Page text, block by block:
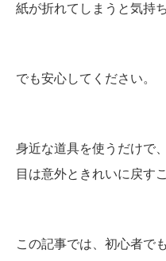
紙が折れてしまうと気持
でも安心してください。
身近な道具を使うだけで
目は意外ときれいに戻す
この記事では、初心者で